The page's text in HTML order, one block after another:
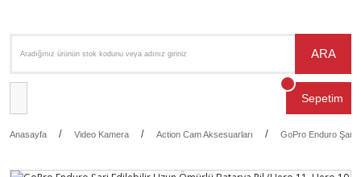
ARA
Sepetim
Anasayfa Video Kamera Action Cam Aksesuarları GoPro Enduro Şarj